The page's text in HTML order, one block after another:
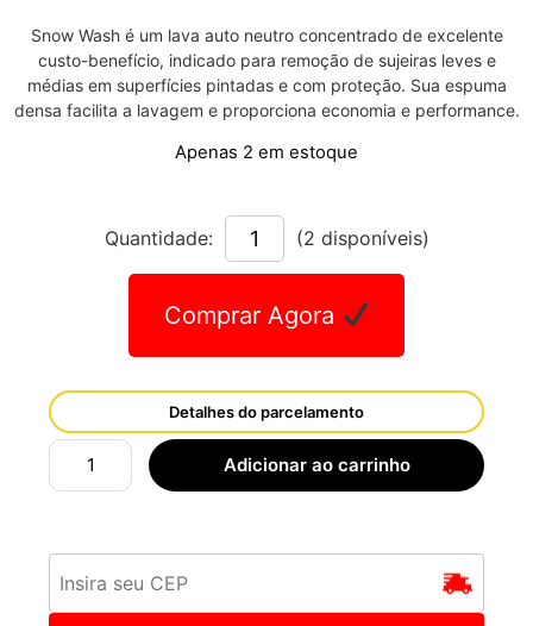
Snow Wash é um lava auto neutro concentrado de excelente
custo-benefício, indicado para remoção de sujeiras leves e
médias em superfícies pintadas e com proteção. Sua espuma
densa facilita a lavagem e proporciona economia e performance.
Apenas 2 em estoque
Quantidade: (2 disponíveis)
Comprar Agora
Detalhes do parcelamento
Adicionar ao carrinho